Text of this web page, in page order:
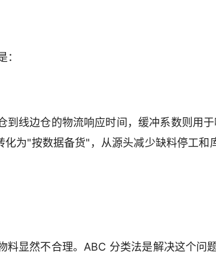
到线边仓的物流响应时间，缓冲系数则用
为"按数据备货"，从源头减少缺料停工和
料显然不合理。ABC 分类法是解决这个问